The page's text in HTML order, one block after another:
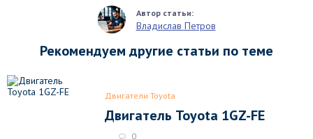
Владислав Петров
Рекомендуем другие статьи по теме
Двигатели Toyota
Двигатель Toyota 1GZ-FE
0